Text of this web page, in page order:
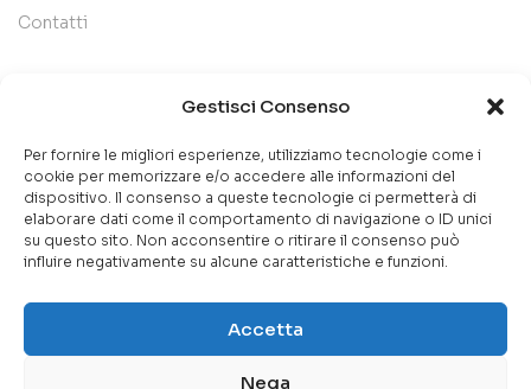
Gestisci Consenso
Per fornire le migliori esperienze, utilizziamo tecnologie come i
cookie per memorizzare e/o accedere alle informazioni del
dispositivo. Il consenso a queste tecnologie ci permetterà di
elaborare dati come il comportamento di navigazione o ID unici
su questo sito. Non acconsentire o ritirare il consenso può
influire negativamente su alcune caratteristiche e funzioni.
Accetta
Nega
Contatti
Privacy Policy
Cookie Policy
Copyright 2026 Fila37 S.r.l. C.F. /P.IVA 12580491004